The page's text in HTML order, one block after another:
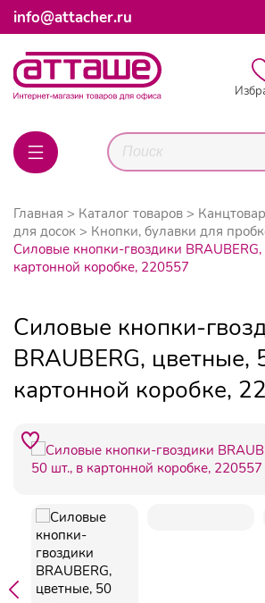
info@attacher.ru
Главная Каталог товаров
для досок
Кнопки, булавки для
Силовые кнопки-гвоздики
картонной коробке, 220557
Силовые кнопки-
BRAUBERG, цветные,
картонной коробке,